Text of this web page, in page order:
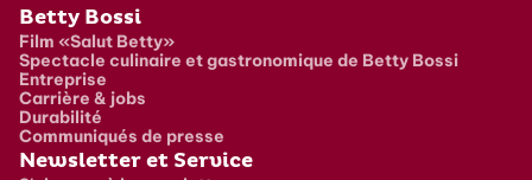
Pied de page
Betty Bossi
Film «Salut Betty»
Spectacle culinaire et gastronomique de Betty Bossi
Entreprise
Carrière & jobs
Durabilité
Communiqués de presse
Newsletter et Service